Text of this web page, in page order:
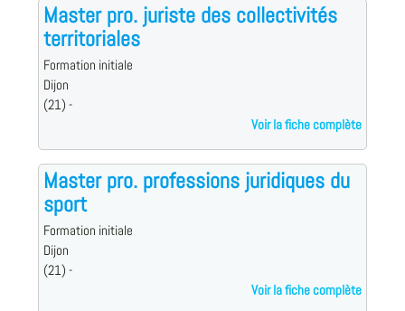
Master pro. juriste des collectivités
territoriales
Formation initiale
Dijon
(21) -
Voir la fiche complète
Master pro. professions juridiques du
sport
Formation initiale
Dijon
(21) -
Voir la fiche complète